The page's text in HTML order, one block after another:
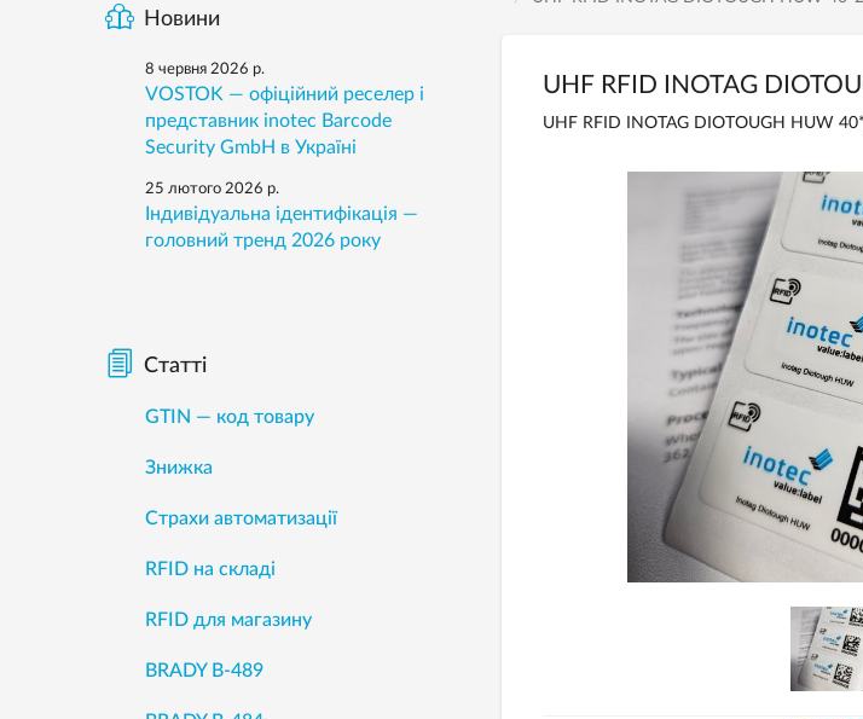
UHF RFID INOTAG
UHF RFID INOTAG DIOTOUGH HUW
Новини
8 червня 2026 р.
VOSTOK — офіційний реселер і
представник inotec Barcode
Security GmbH в Україні
25 лютого 2026 р.
Індивідуальна ідентифікація —
головний тренд 2026 року
Статті
GTIN — код товару
Знижка
Страхи автоматизації
RFID на складі
RFID для магазину
BRADY B-489